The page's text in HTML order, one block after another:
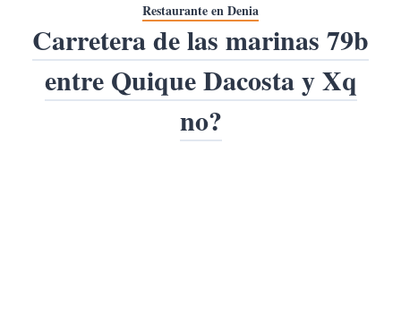
Restaurante en Denia
Carretera de las marinas 79b
entre Quique Dacosta y Xq
no?